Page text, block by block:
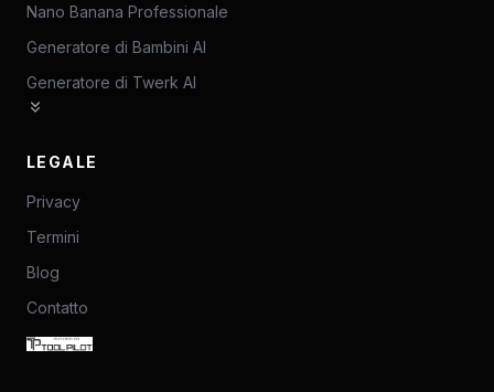
Nano Banana Professionale
Generatore di Bambini AI
Generatore di Twerk AI
LEGALE
Privacy
Termini
Blog
Contatto